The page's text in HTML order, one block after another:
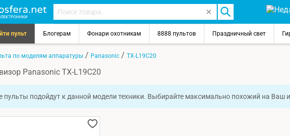
пульт Блогерам Фонари охотникам 8888 пультов Праздничный свет
по моделям аппаратуры / Panasonic / TX-L19C20
Panasonic TX-L19C20
пульты подойдут к данной модели техники. Выбирайте максимально похожий на Ваш